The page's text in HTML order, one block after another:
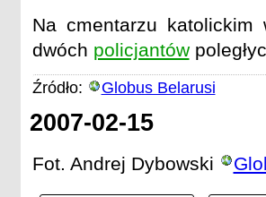
Na cmentarzu
dwóch policjantów
Źródło: Globus Belarusi
2007-02-15
Fot. Andrej Dybowski